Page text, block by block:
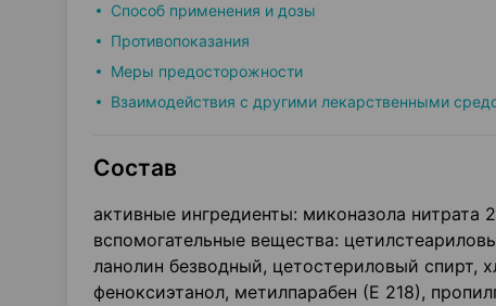
Способ применения и дозы
Противопоказания
Меры предосторожности
Взаимодействия с другими лекарственными
Состав
активные ингредиенты: миконазола нитрата
вспомогательные вещества:
ланолин безводный, цетостериловый спирт,
феноксиэтанол, метилпарабен (Е 218),